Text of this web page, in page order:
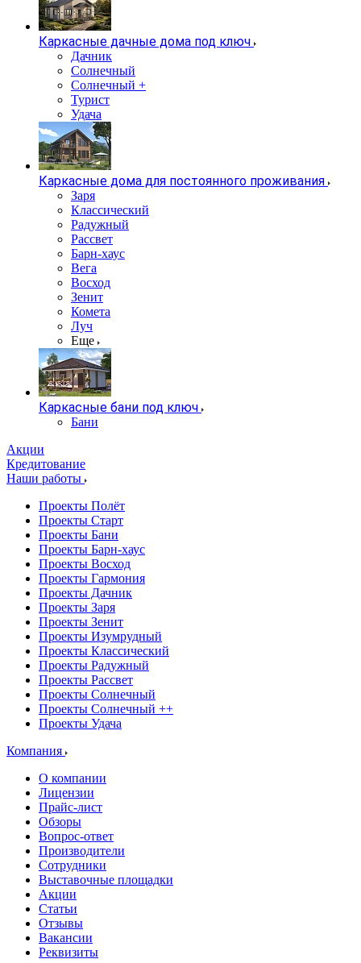
Каркасные дачные дома под ключ
Дачник
Солнечный
Солнечный +
Турист
Удача
Каркасные дома для постоянного проживания
Заря
Классический
Радужный
Рассвет
Барн-хаус
Вега
Восход
Зенит
Комета
Луч
Еще
Каркасные бани под ключ
Бани
Акции
Кредитование
Наши работы
Проекты Полёт
Проекты Старт
Проекты Бани
Проекты Барн-хаус
Проекты Восход
Проекты Гармония
Проекты Дачник
Проекты Заря
Проекты Зенит
Проекты Изумрудный
Проекты Классический
Проекты Радужный
Проекты Рассвет
Проекты Солнечный
Проекты Солнечный ++
Проекты Удача
Компания
О компании
Лицензии
Прайс-лист
Обзоры
Вопрос-ответ
Производители
Сотрудники
Выставочные площадки
Акции
Статьи
Отзывы
Вакансии
Реквизиты